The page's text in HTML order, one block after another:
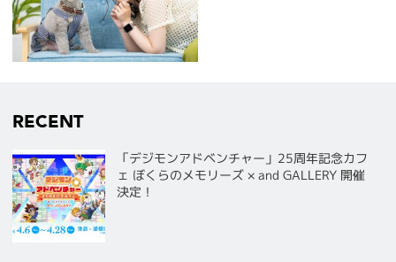
RECENT
「デジモンアドベンチャー」25周年記念カフ
ェ ぼくらのメモリーズ × and GALLERY 開催
決定！